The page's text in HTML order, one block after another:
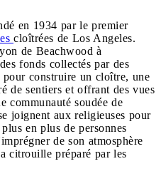
en 1934 par le premier
cloîtrées de Los Angeles.
de Beachwood à
fonds collectés par des
construire un cloître, une
de sentiers et offrant des vues
communauté soudée de
joignent aux religieuses pour
en plus de personnes
de son atmosphère
citrouille préparé par les